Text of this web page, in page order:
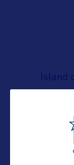
Island
E-mail